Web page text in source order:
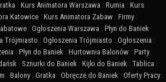
: Kurs Animatora Warszawa : Rumia : Kurs
Katowice : Kurs Animatora Zabaw : Firmy :
: Ogłoszenia Warszawa : Płyn do Baniek
Trójmiasto : Ogłoszenia Trójmiasto : Ogłoszenia :
: Płyn do Baniek : Hurtownia Balonów : Party
: Sznurki do Baniek : Kijki do Baniek : Tablica :
: Balony : Gratka : Obręcze do Baniek : Oferty Pracy :